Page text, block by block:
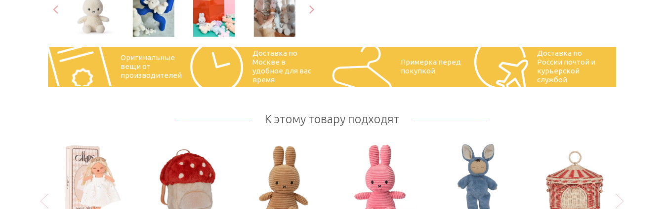
Оригинальные
вещи от
производителей
Доставка по
Москве в
удобное для вас
время
Примерка перед
покупкой
Доставка по
России почтой и
курьерской
службой
К этому товару подходят